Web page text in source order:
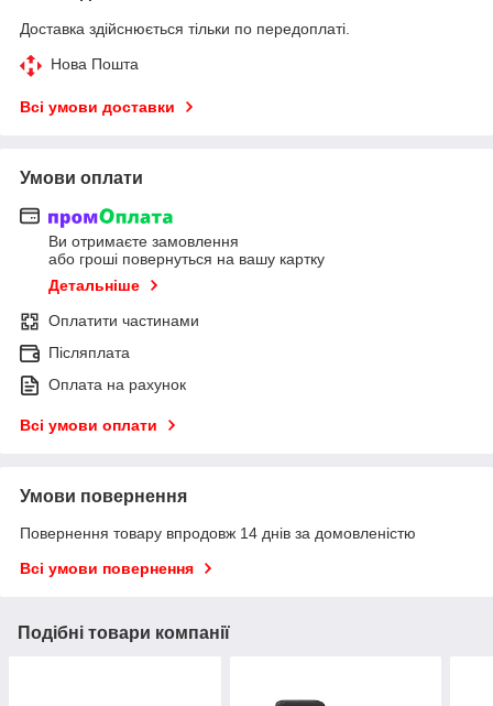
Доставка здійснюється тільки по передоплаті.
Нова Пошта
Всі умови доставки
Умови оплати
Ви отримаєте замовлення
або гроші повернуться на вашу картку
Детальніше
Оплатити частинами
Післяплата
Оплата на рахунок
Всі умови оплати
Умови повернення
Повернення товару впродовж 14 днів за домовленістю
Всі умови повернення
Подібні товари компанії